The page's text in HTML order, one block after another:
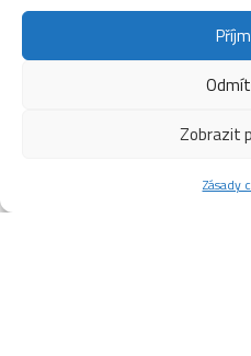
Zobrazit
Zásady